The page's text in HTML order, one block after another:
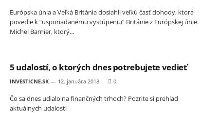
Európska únia a Veľká Británia dosiahli veľkú časť dohody, ktorá
povedie k “usporiadanému vystúpeniu” Británie z Európskej únie.
Michel Barnier, ktorý…
5 udalostí, o ktorých dnes potrebujete vedieť
INVESTICNE.SK 12. januára 2018 0
Čo sa dnes udialo na finančných trhoch? Pozrite si prehľad
aktuálnych udalostí